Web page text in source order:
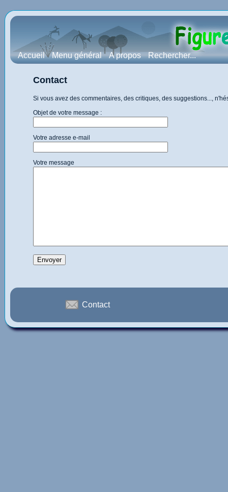
Accueil Menu général A propos Rechercher...
Contact
Si vous avez des commentaires, des critiques, des suggestions...,
Objet de votre message :
Votre adresse e-mail
Votre message
Contact